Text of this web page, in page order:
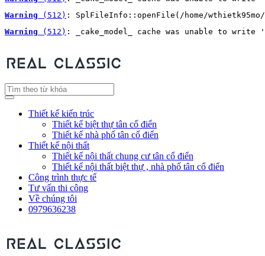
Warning (512) : SplFileInfo::openFile(/home/wthietk95mo/
Warning (512) : _cake_model_ cache was unable to
Thiết kế kiến trúc
Thiết kế biệt thự tân cổ điển
Thiết kế nhà phố tân cổ điển
Thiết kế nội thất
Thiết kế nội thất chung cư tân cổ điển
Thiết kế nội thất biệt thự , nhà phố tân cổ điển
Công trình thực tế
Tư vấn thi công
Về chúng tôi
0979636238